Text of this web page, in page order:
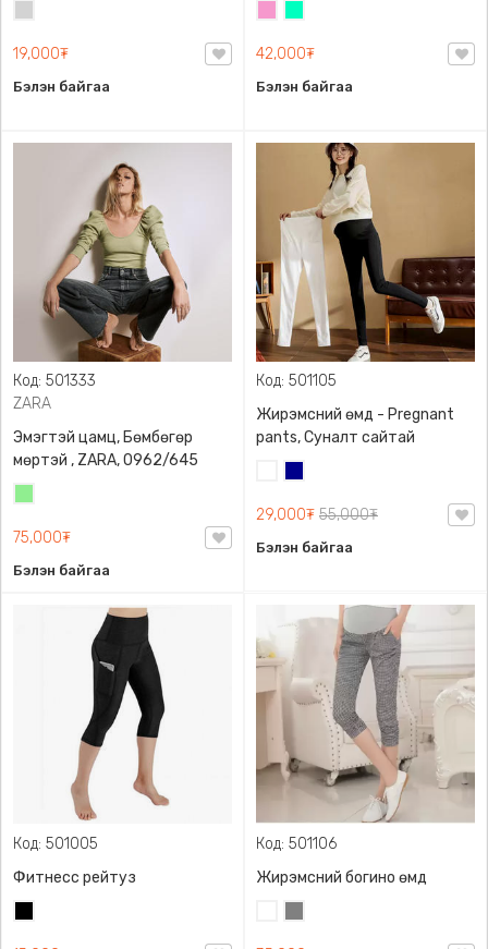
19,000₮
Бэлэн байгаа
42,000₮
Бэлэн байгаа
Код: 501333
ZARA
Эмэгтэй цамц, Бөмбөгөр
мөртэй , ZARA, 0962/645
75,000₮
Бэлэн байгаа
Код: 501105
Жирэмсний өмд - Pregnant
pants, Суналт сайтай
29,000₮ 55,000₮
Бэлэн байгаа
Код: 501005
Фитнесс рейтуз
Код: 501106
Жирэмсний богино өмд